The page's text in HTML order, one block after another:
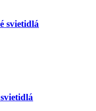
svietidlá